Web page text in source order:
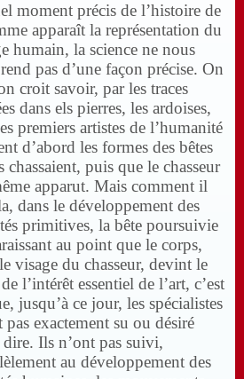
moment précis de l’histoire de
apparaît la représentation du
humain, la science ne nous
pas d’une façon précise. On
croit savoir, par les traces
dans els pierres, les ardoises,
premiers artistes de l’humanité
d’abord les formes des bêtes
chassaient, puis que le chasseur
apparut. Mais comment il
dans le développement des
primitives, la bête poursuivie
au point que le corps,
visage du chasseur, devint le
l’intérêt essentiel de l’art, c’est
jusqu’à ce jour, les spécialistes
pas exactement su ou désiré
Ils n’ont pas suivi,
au développement des